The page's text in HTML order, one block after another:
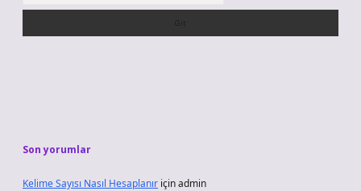
Son yorumlar
Kelime Sayısı Nasıl Hesaplanır içinadmin